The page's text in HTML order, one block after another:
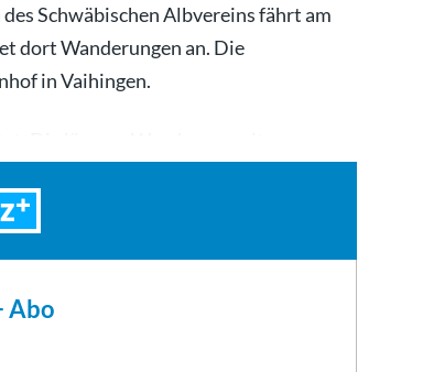
Schwäbischen Albvereins fährt am
dort Wanderungen an. Die
in Vaihingen.
Abo